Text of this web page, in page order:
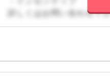
詳しくはお問い合わせ下